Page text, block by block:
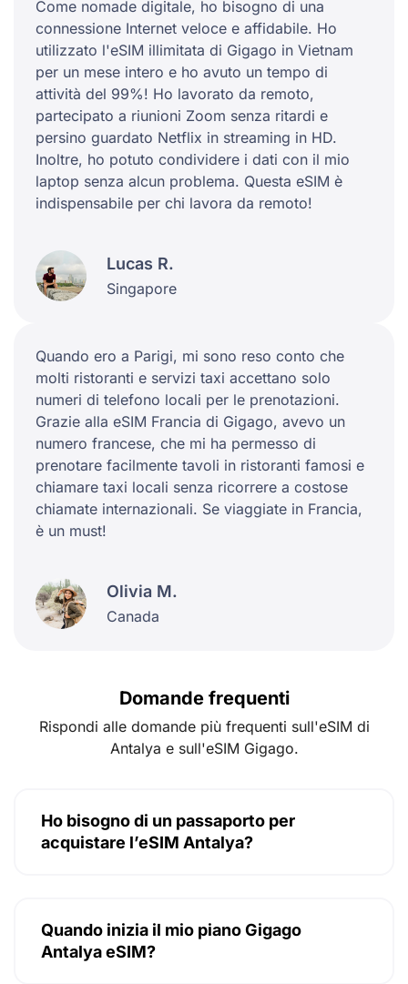
Come nomade digitale, ho bisogno di una
connessione Internet veloce e affidabile. Ho
utilizzato l'eSIM illimitata di Gigago in Vietnam
per un mese intero e ho avuto un tempo di
attività del 99%! Ho lavorato da remoto,
partecipato a riunioni Zoom senza ritardi e
persino guardato Netflix in streaming in HD.
Inoltre, ho potuto condividere i dati con il mio
laptop senza alcun problema. Questa eSIM è
indispensabile per chi lavora da remoto!
Lucas R.
Singapore
Quando ero a Parigi, mi sono reso conto che
molti ristoranti e servizi taxi accettano solo
numeri di telefono locali per le prenotazioni.
Grazie alla eSIM Francia di Gigago, avevo un
numero francese, che mi ha permesso di
prenotare facilmente tavoli in ristoranti famosi e
chiamare taxi locali senza ricorrere a costose
chiamate internazionali. Se viaggiate in Francia,
è un must!
Olivia M.
Canada
Domande frequenti
Rispondi alle domande più frequenti sull'eSIM di
Antalya e sull'eSIM Gigago.
Ho bisogno di un passaporto per
acquistare l’eSIM Antalya?
Quando inizia il mio piano Gigago
Antalya eSIM?